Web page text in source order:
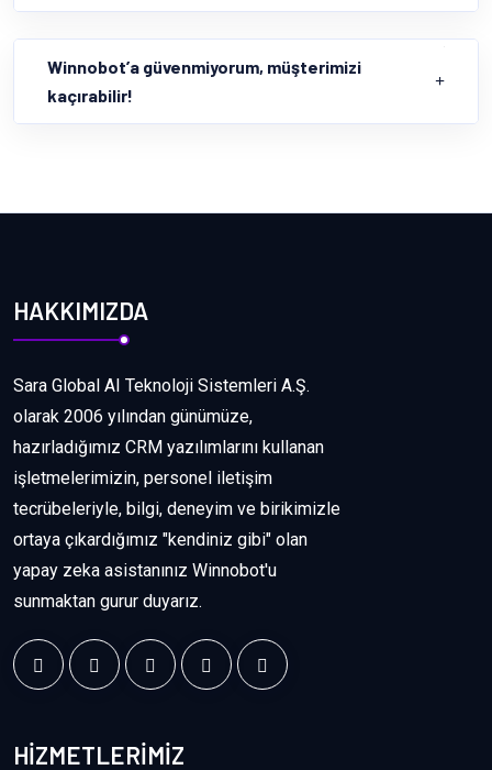
Winnobot’a güvenmiyorum, müşterimizi
kaçırabilir!
HAKKIMIZDA
Sara Global AI Teknoloji Sistemleri A.Ş.
olarak 2006 yılından günümüze,
hazırladığımız CRM yazılımlarını kullanan
işletmelerimizin, personel iletişim
tecrübeleriyle, bilgi, deneyim ve birikimizle
ortaya çıkardığımız "kendiniz gibi" olan
yapay zeka asistanınız Winnobot'u
sunmaktan gurur duyarız.
HİZMETLERİMİZ